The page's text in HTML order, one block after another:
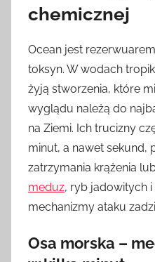
chemicznej
Ocean jest
toksyn. W wodach
żyją stworzenia, które
wyglądu należą do
na Ziemi. Ich trucizny
minut, a nawet sekund,
zatrzymania krążenia
meduz, ryb jadowitych
mechanizmy ataku
Osa morska –